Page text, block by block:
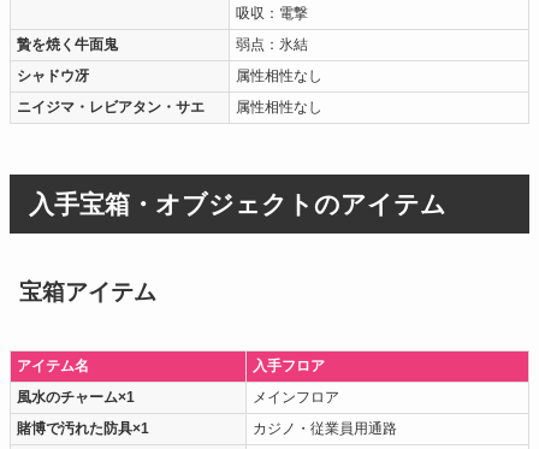
吸収：電撃
贄を焼く牛面鬼
弱点：氷結
シャドウ冴
属性相性なし
ニイジマ・レビアタン・サエ
属性相性なし
入手宝箱・オブジェクトのアイテム
宝箱アイテム
アイテム名
入手フロア
風水のチャーム×1
メインフロア
賭博で汚れた防具×1
カジノ・従業員用通路